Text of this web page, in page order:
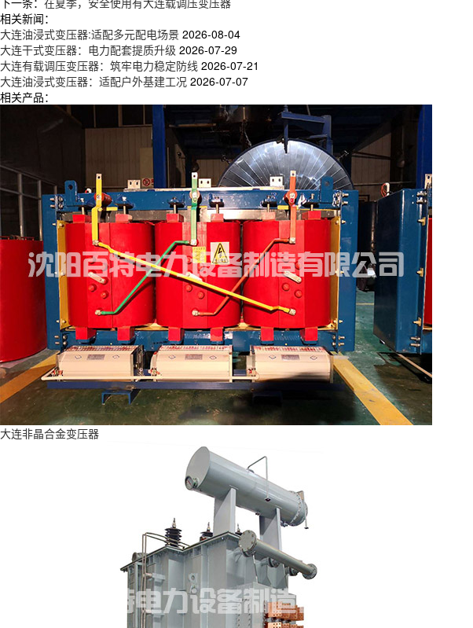
相关新闻：
大连油浸式变压器:适配多元配电场景 2026-08-04
大连干式变压器：电力配套提质升级 2026-07-29
大连有载调压变压器：筑牢电力稳定防线 2026-07-21
大连油浸式变压器：适配户外基建工况 2026-07-07
相关产品：
大连非晶合金变压器